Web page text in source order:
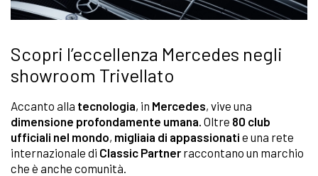
Scopri l’eccellenza Mercedes negli
showroom Trivellato
Accanto alla tecnologia, in Mercedes, vive una
dimensione profondamente umana. Oltre 80 club
ufficiali nel mondo, migliaia di appassionati e una rete
internazionale di Classic Partner raccontano un marchio
che è anche comunità.